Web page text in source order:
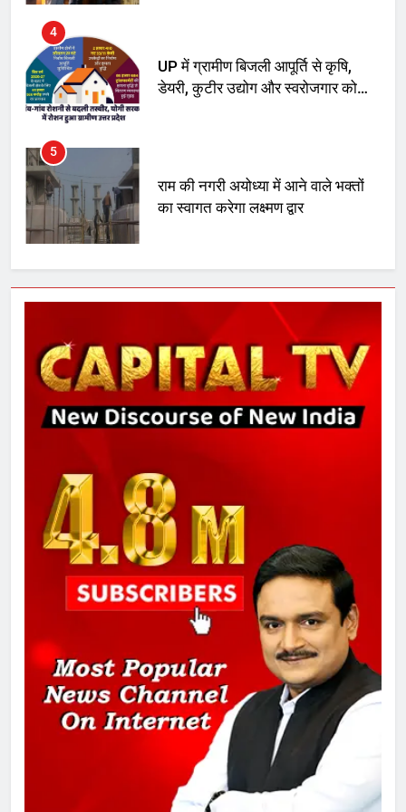
5
राम की नगरी अयोध्या में आने वाले भक्तों
6
उत्तर प्रदेश में गांवों में बढ़ेंगी सुविधाएं: 67%
गाजा युद्धविराम को लेकर बड़ी खबरें
8
दिल्ली कोर्ट ने IRCTC घोटाले में आरोप
तय किए
1
SRN अस्पताल का नाम अमर शहीद ठाकुर
रोशन सिंह के नाम पर करने की मांग तेज
अमर शहीद ठाकुर रोशन सिंह के नाम पर
स्वरूप रानी नेहरू चिकित्सालय का
नामकरण करने की मांग को लेकर
अनिश्चितकालीन धरना शुरू
289 एकड़ भूमि पर विकसित होगा कार्बन-